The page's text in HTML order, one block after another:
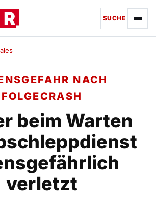
SUCHE
NACH
FOLGECRASH
beim Warten
verletzt